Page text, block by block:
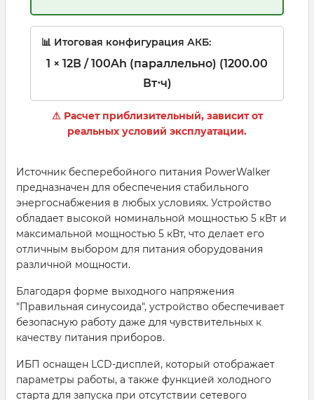
📊 Итоговая конфигурация АКБ:
1 × 12В / 100Ah (параллельно) (1200.00
Вт⋅ч)
⚠ Расчет приблизительный, зависит от
реальных условий эксплуатации.
Источник бесперебойного питания PowerWalker
предназначен для обеспечения стабильного
энергоснабжения в любых условиях. Устройство
обладает высокой номинальной мощностью 5 кВт и
максимальной мощностью 5 кВт, что делает его
отличным выбором для питания оборудования
различной мощности.
Благодаря форме выходного напряжения
"Правильная синусоида", устройство обеспечивает
безопасную работу даже для чувствительных к
качеству питания приборов.
ИБП оснащен LCD-дисплей, который отображает
параметры работы, а также функцией холодного
старта для запуска при отсутствии сетевого